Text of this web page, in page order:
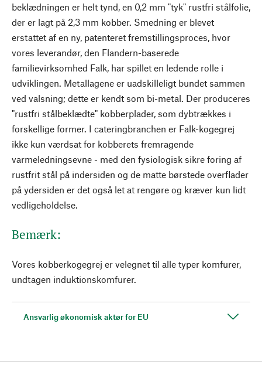
beklædningen er helt tynd, en 0,2 mm "tyk" rustfri stålfolie,
der er lagt på 2,3 mm kobber. Smedning er blevet
erstattet af en ny, patenteret fremstillingsproces, hvor
vores leverandør, den Flandern-baserede
familievirksomhed Falk, har spillet en ledende rolle i
udviklingen. Metallagene er uadskilleligt bundet sammen
ved valsning; dette er kendt som bi-metal. Der produceres
"rustfri stålbeklædte" kobberplader, som dybtrækkes i
forskellige former. I cateringbranchen er Falk-kogegrej
ikke kun værdsat for kobberets fremragende
varmeledningsevne - med den fysiologisk sikre foring af
rustfrit stål på indersiden og de matte børstede overflader
på ydersiden er det også let at rengøre og kræver kun lidt
vedligeholdelse.
Bemærk:
Vores kobberkogegrej er velegnet til alle typer komfurer,
undtagen induktionskomfurer.
Ansvarlig økonomisk aktør for EU